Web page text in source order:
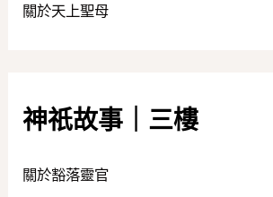
關於天上聖母
神祇故事｜三樓
關於豁落靈官